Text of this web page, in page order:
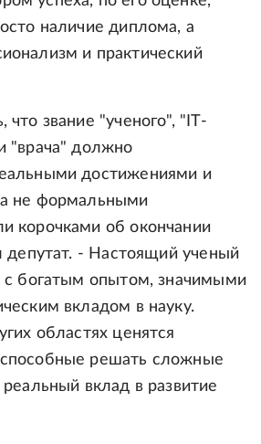
наличие диплома, а
и практический
звание "ученого", "IT-
"врача" должно
достижениями и
не формальными
корочками об окончании
депутат. - Настоящий ученый
с богатым опытом, значимыми
вкладом в науку.
областях ценятся
решать сложные
вклад в развитие